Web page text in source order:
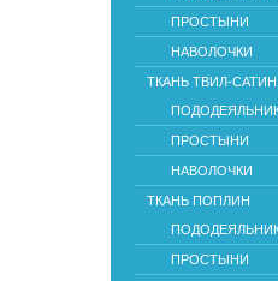
ПРОСТЫНИ
НАВОЛОЧКИ
ТКАНЬ ТВИЛ-САТИН
ПРОСТЫНИ
НАВОЛОЧКИ
ТКАНЬ ПОПЛИН
ПРОСТЫНИ